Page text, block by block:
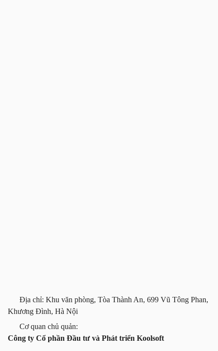
Địa chỉ: Khu văn phòng, Tòa Thành An, 699 Vũ Tông Phan,
Khương Đình, Hà Nội
Cơ quan chủ quản:
Công ty Cổ phần Đầu tư và Phát triển Koolsoft